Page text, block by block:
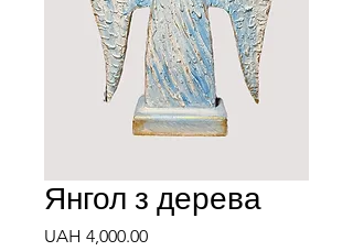
Янгол з дерева
UAH 4,000.00Price